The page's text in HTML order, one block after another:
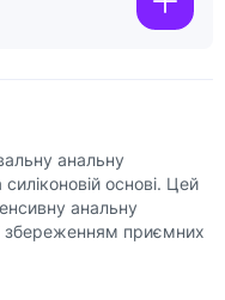
анальну
основі. Цей
анальну
збереженням приємних